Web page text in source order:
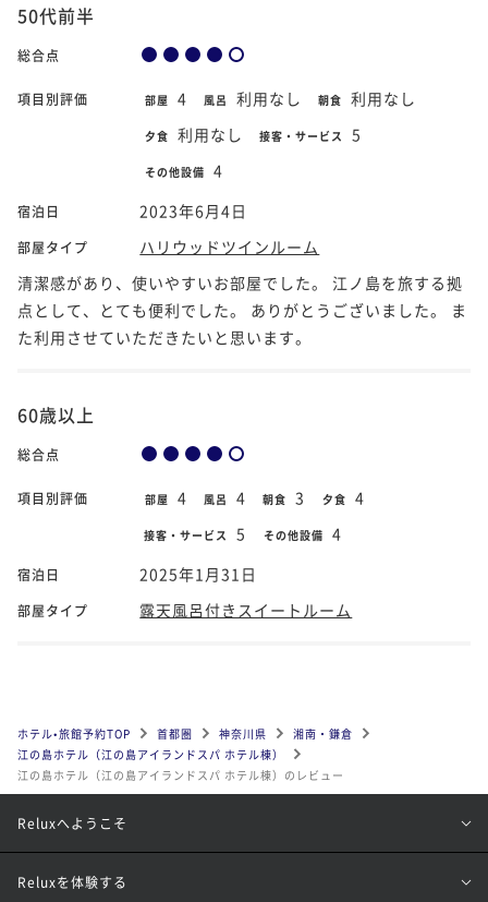
50代前半
総合点
項目別評価 部屋 4 風呂 利用なし 朝食 利用なし
夕食 利用なし 接客・サービス 5
その他設備 4
宿泊日 2023年6月4日
部屋タイプ
ハリウッドツインルーム
清潔感があり、使いやすいお部屋でした。 江ノ島を旅する拠
点として、とても便利でした。 ありがとうございました。 ま
た利用させていただきたいと思います。
60歳以上
総合点
項目別評価 部屋 4 風呂 4 朝食 3 夕食 4
接客・サービス 5 その他設備 4
宿泊日 2025年1月31日
部屋タイプ 露天風呂付きスイートルーム
ホテル•旅館予約TOP 首都圏 神奈川県
湘南・鎌倉
江の島ホテル（江の島アイランドスパ ホテル棟）
江の島ホテル（江の島アイランドスパ ホテル棟）のレビュー
Reluxへようこそ
Reluxを体験する